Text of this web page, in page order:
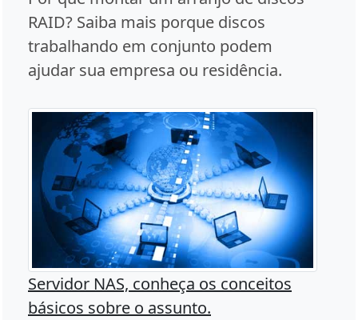
RAID? Saiba mais porque discos
trabalhando em conjunto podem
ajudar sua empresa ou residência.
Servidor NAS, conheça os conceitos
básicos sobre o assunto.